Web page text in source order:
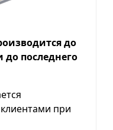
до
до последнего
при